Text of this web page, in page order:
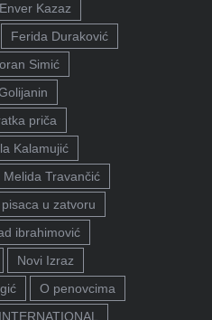
Enver Kazaz
Ferida Duraković
Simić
priča
Kalamujić
Melida Travančić
u zatvoru
ibrahimović
Novi Izraz
O penovcima